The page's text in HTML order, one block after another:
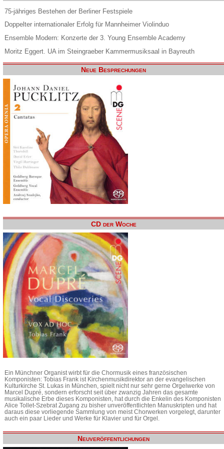
75-jähriges Bestehen der Berliner Festspiele
Doppelter internationaler Erfolg für Mannheimer Violinduo
Ensemble Modern: Konzerte der 3. Young Ensemble Academy
Moritz Eggert. UA im Steingraeber Kammermusiksaal in Bayreuth
Neue Besprechungen
CD der Woche
Ein Münchner Organist wirbt für die Chormusik eines französischen
Komponisten: Tobias Frank ist Kirchenmusikdirektor an der evangelischen
Kulturkirche St. Lukas in München, spielt nicht nur sehr gerne Orgelwerke von
Marcel Dupré, sondern erforscht seit über zwanzig Jahren das gesamte
musikalische Erbe dieses Komponisten, hat durch die Enkelin des Komponisten
Alice Tollet-Szebrat Zugang zu bisher unveröffentlichten Manuskripten und hat
daraus diese vorliegende Sammlung von meist Chorwerken vorgelegt, darunter
auch ein paar Lieder und Werke für Klavier und für Orgel.
Neuveröffentlichungen